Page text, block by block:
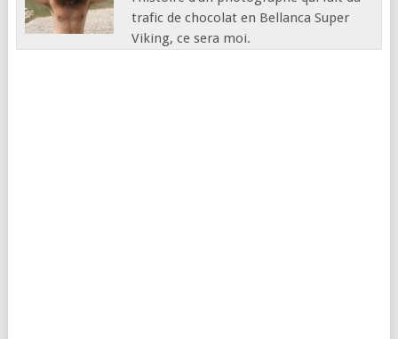
trafic de chocolat en Bellanca Super
Viking, ce sera moi.